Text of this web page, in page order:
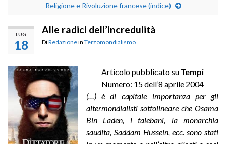
Religione e Rivoluzione francese (indice)
LUG
18
Alle radici dell’incredulità
DiRedazionein Terzomondialismo
Articolo pubblicato su Tempi
Numero: 15 dell’8 aprile 2004
(…) è di capitale importanza per gli
altermondialisti sottolineare che Osama
Bin Laden, i talebani, la monarchia
saudita, Saddam Hussein, ecc. sono stati